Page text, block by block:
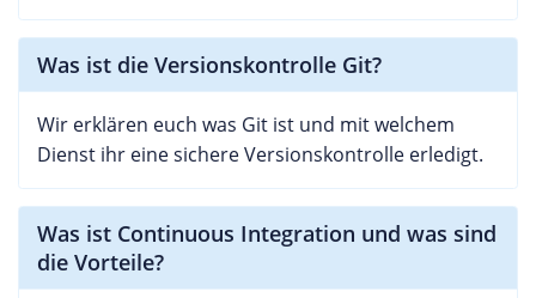
Was ist die Versionskontrolle Git?
Wir erklären euch was Git ist und mit welchem
Dienst ihr eine sichere Versionskontrolle erledigt.
Was ist Continuous Integration und was sind
die Vorteile?